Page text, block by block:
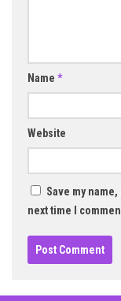
Name *
Website
Save my
next time I